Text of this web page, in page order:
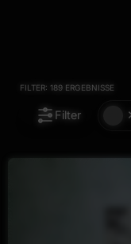
FILTER: 189 ERGEBNISSE
Filter